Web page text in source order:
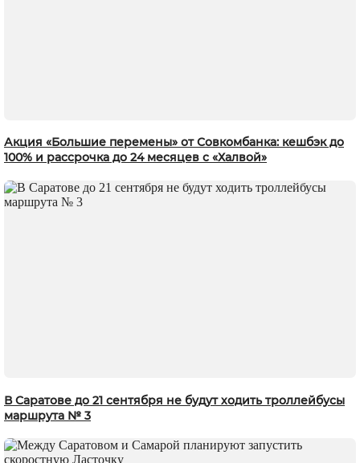
Акция «Большие перемены» от Совкомбанка: кешбэк до
100% и рассрочка до 24 месяцев с «Халвой»
В Саратове до 21 сентября не будут ходить троллейбусы
маршрута № 3